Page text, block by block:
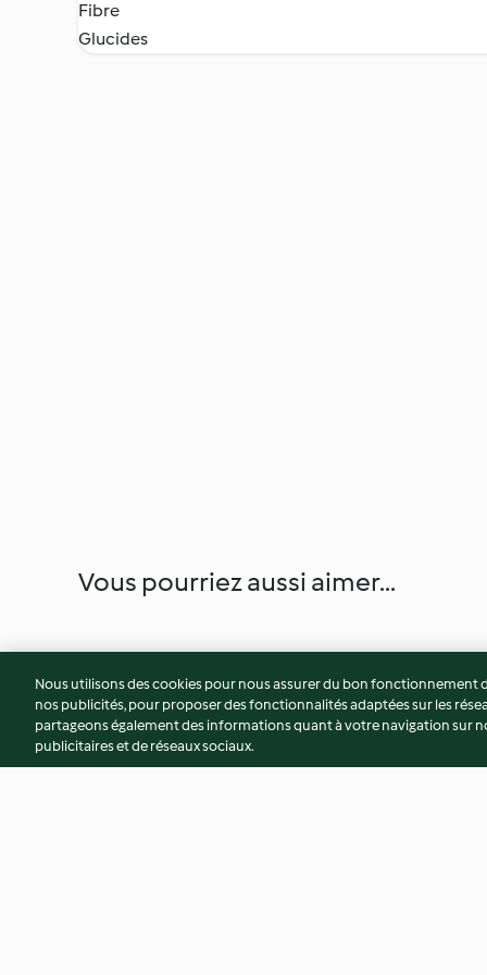
Fibre
Glucides
Vous pourriez aussi aimer...
Nous utilisons des cookies pour nous assurer du bon
nos publicités, pour proposer des fonctionnalités adaptées sur les
partageons également des informations quant à votre navigation sur
publicitaires et de réseaux sociaux.